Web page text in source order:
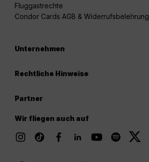
Fluggastrechte
Condor Cards AGB & Widerrufsbelehrung
Unternehmen
Rechtliche Hinweise
Partner
Wir fliegen auch auf